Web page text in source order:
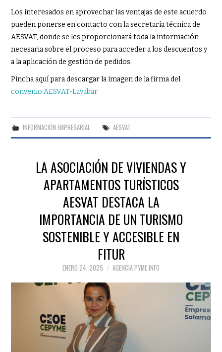
Los interesados en aprovechar las ventajas de este acuerdo
pueden ponerse en contacto con la secretaría técnica de
AESVAT, donde se les proporcionará toda la información
necesaria sobre el proceso para acceder a los descuentos y
a la aplicación de gestión de pedidos.
Pincha aquí para descargar la imagen de la firma del
convenio AESVAT-Lavabar
INFORMACIÓN EMPRESARIAL AESVAT
LA ASOCIACIÓN DE VIVIENDAS Y
APARTAMENTOS TURÍSTICOS
AESVAT DESTACA LA
IMPORTANCIA DE UN TURISMO
SOSTENIBLE Y ACCESIBLE EN
FITUR
ENERO 24, 2025 AGENCIA PYME.INFO